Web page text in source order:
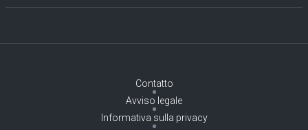
Contatto
Avviso legale
Informativa sulla privacy